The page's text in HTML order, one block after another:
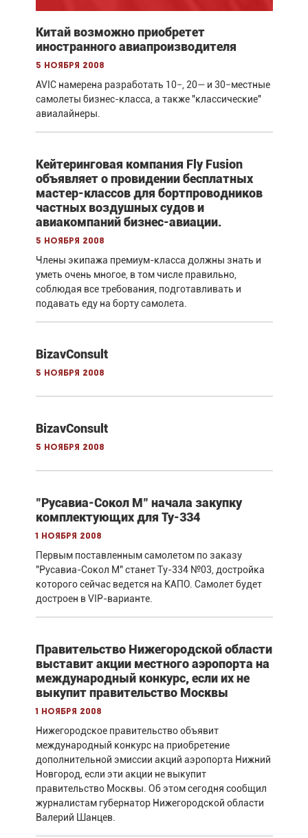
Китай возможно приобретет
иностранного авиапроизводителя
5 ноября 2008
AVIC намерена разработать 10−, 20— и 30−местные
самолеты бизнес-класса, а также "классические"
авиалайнеры.
Кейтеринговая компания Fly Fusion
объявляет о провидении бесплатных
мастер-классов для бортпроводников
частных воздушных судов и
авиакомпаний бизнес-авиации.
5 ноября 2008
Члены экипажа премиум-класса должны знать и
уметь очень многое, в том числе правильно,
соблюдая все требования, подготавливать и
подавать еду на борту самолета.
BizavConsult
5 ноября 2008
BizavConsult
5 ноября 2008
"Русавиа-Сокол М" начала закупку
комплектующих для Ту-334
1 ноября 2008
Первым поставленным самолетом по заказу
"Русавиа-Сокол М" станет Ту-334 №03, достройка
которого сейчас ведется на КАПО. Самолет будет
достроен в VIP-варианте.
Правительство Нижегородской области
выставит акции местного аэропорта на
международный конкурс, если их не
выкупит правительство Москвы
1 ноября 2008
Нижегородское правительство объявит
международный конкурс на приобретение
дополнительной эмиссии акций аэропорта Нижний
Новгород, если эти акции не выкупит
правительство Москвы. Об этом сегодня сообщил
журналистам губернатор Нижегородской области
Валерий Шанцев.